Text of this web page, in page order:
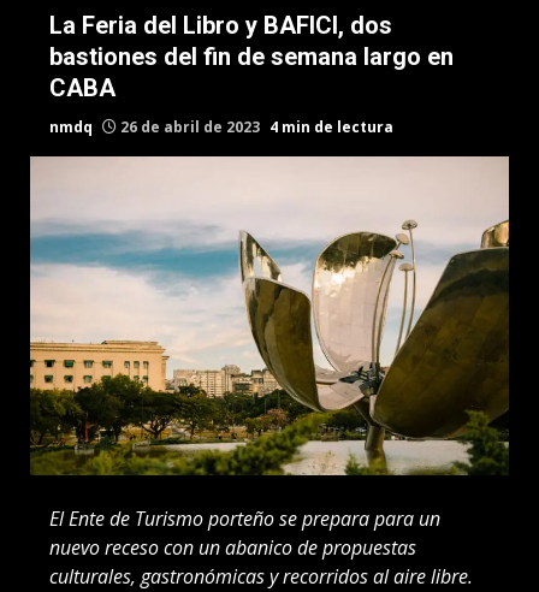
La Feria del Libro y BAFICI, dos
bastiones del fin de semana largo en
CABA
nmdq 26 de abril de 2023 4 min de lectura
El Ente de Turismo porteño se prepara para un
nuevo receso con un abanico de propuestas
culturales, gastronómicas y recorridos al aire libre.